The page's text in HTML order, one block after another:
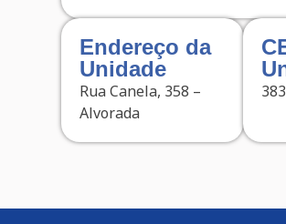
Endereço da
Unidade
Rua Canela, 358 –
Alvorada